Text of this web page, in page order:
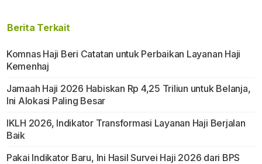
Berita Terkait
Komnas Haji Beri Catatan untuk Perbaikan Layanan Haji
Kemenhaj
Jamaah Haji 2026 Habiskan Rp 4,25 Triliun untuk Belanja,
Ini Alokasi Paling Besar
IKLH 2026, Indikator Transformasi Layanan Haji Berjalan
Baik
Pakai Indikator Baru, Ini Hasil Survei Haji 2026 dari BPS